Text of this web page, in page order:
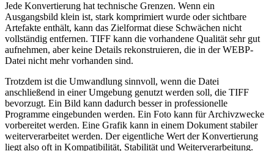
Jede Konvertierung hat technische Grenzen. Wenn ein
Ausgangsbild klein ist, stark komprimiert wurde oder sichtbare
Artefakte enthält, kann das Zielformat diese Schwächen nicht
vollständig entfernen. TIFF kann die vorhandene Qualität sehr gut
aufnehmen, aber keine Details rekonstruieren, die in der WEBP-
Datei nicht mehr vorhanden sind.
Trotzdem ist die Umwandlung sinnvoll, wenn die Datei
anschließend in einer Umgebung genutzt werden soll, die TIFF
bevorzugt. Ein Bild kann dadurch besser in professionelle
Programme eingebunden werden. Ein Foto kann für Archivzwecke
vorbereitet werden. Eine Grafik kann in einem Dokument stabiler
weiterverarbeitet werden. Der eigentliche Wert der Konvertierung
liegt also oft in Kompatibilität, Stabilität und Weiterverarbeitung.